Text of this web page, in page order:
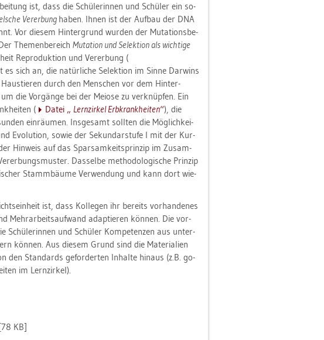
ist, dass die Schü­le­rin­nen und Schü­ler ein so­
Ver­er­bung haben. Ihnen ist der Auf­bau der DNA
Vor die­sem Hin­ter­grund wur­den der Mu­ta­ti­ons­be­
The­men­be­reich Mu­ta­ti­on und Se­lek­ti­on als wich­ti­ge
Re­pro­duk­ti­on und Ver­er­bung (
es sich an, die na­tür­li­che Se­lek­ti­on im Sinne Dar­wins
durch den Men­schen vor dem Hin­ter­
die Vor­gän­ge bei der Mei­o­se zu ver­knüp­fen. Ein
(
Datei „ Lern­zir­kel Erb­krank­hei­ten“), die
ein­räu­men. Ins­ge­samt soll­ten die Mög­lich­kei­
Evo­lu­ti­on, sowie der Se­kun­dar­stu­fe I mit der Kur­
Hin­weis auf das Spar­sam­keits­prin­zip im Zu­sam­
Das­sel­be me­tho­do­lo­gi­sche Prin­zip
Stamm­bäu­me Ver­wen­dung und kann dort wie­
ist, dass Kol­le­gen ihr be­reits vor­han­de­nes
Mehr­ar­beits­auf­wand ad­ap­tie­ren kön­nen. Die vor­
Schü­le­rin­nen und Schü­ler Kom­pe­ten­zen aus un­ter­
kön­nen. Aus die­sem Grund sind die Ma­te­ria­li­en
den Stan­dards ge­for­der­ten In­hal­te hin­aus (z.B. go­
im Lern­zir­kel).
KB]